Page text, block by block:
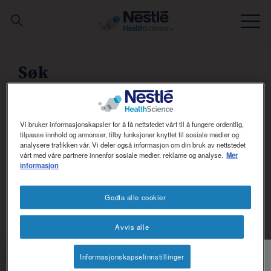
main
Ekspertise
Om oss
Materiell og hjelpemidler for helsepersonell
NConnect
Social
Søk
SØK
Du leter etter:
Vi bruker informasjonskapsler for å få nettstedet vårt til å fungere ordentlig,
tilpasse innhold og annonser, tilby funksjoner knyttet til sosiale medier og
analysere trafikken vår. Vi deler også informasjon om din bruk av nettstedet
vårt med våre partnere innenfor sosiale medier, reklame og analyse. Mer
informasjon
Avvis alle
Godta alle cookier
Informasjonskapselinnstillinger